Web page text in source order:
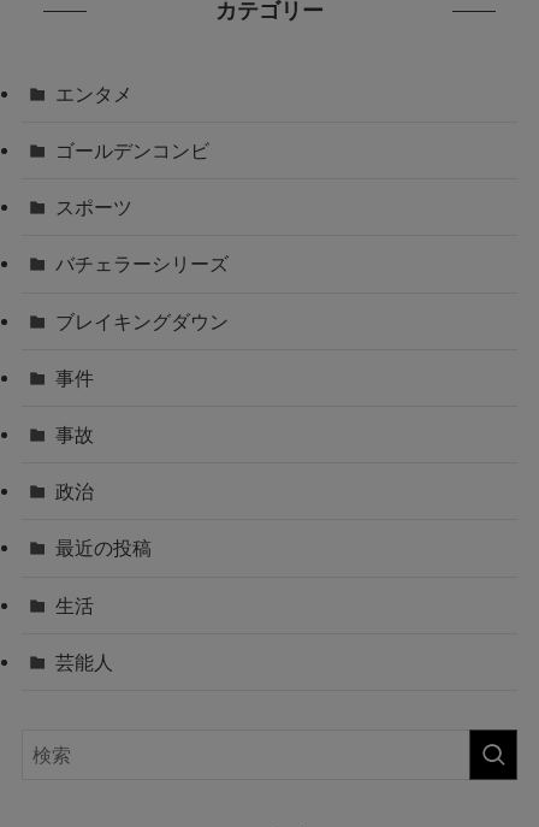
カテゴリー
エンタメ
ゴールデンコンビ
スポーツ
バチェラーシリーズ
ブレイキングダウン
事件
事故
政治
最近の投稿
生活
芸能人